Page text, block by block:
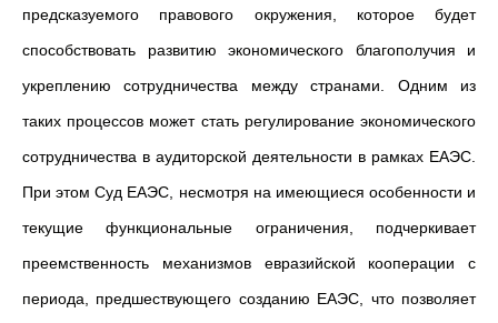
предсказуемого правового окружения, которое будет
способствовать развитию экономического благополучия и
укреплению сотрудничества между странами. Одним из
таких процессов может стать регулирование экономического
сотрудничества в аудиторской деятельности в рамках ЕАЭС.
При этом Суд ЕАЭС, несмотря на имеющиеся особенности и
текущие функциональные ограничения, подчеркивает
преемственность механизмов евразийской кооперации с
периода, предшествующего созданию ЕАЭС, что позволяет